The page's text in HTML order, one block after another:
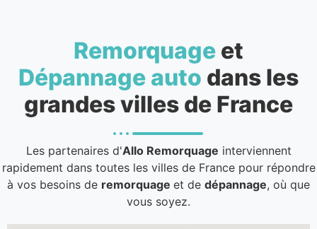
Remorquage et
Dépannage auto dans les
grandes villes de France
Les partenaires d'Allo Remorquage interviennent
rapidement dans toutes les villes de France pour répondre
à vos besoins de remorquage et de dépannage, où que
vous soyez.